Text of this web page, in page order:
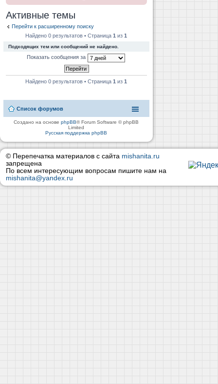
Активные темы
Перейти к расширенному поиску
Найдено 0 результатов • Страница1 из1
Подходящих тем или сообщений не найдено.
Показать сообщения за
Найдено 0 результатов • Страница1 из1
Список форумов
Создано на основеphpBB® Forum Software © phpBB
Limited
Русская поддержка phpBB
© Перепечатка материалов с сайта mishanita.ru
запрещена
По всем интересующим вопросам пишите нам на
mishanita@yandex.ru